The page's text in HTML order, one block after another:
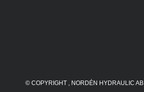
© COPYRIGHT , NORDÉN HYDRAULIC AB